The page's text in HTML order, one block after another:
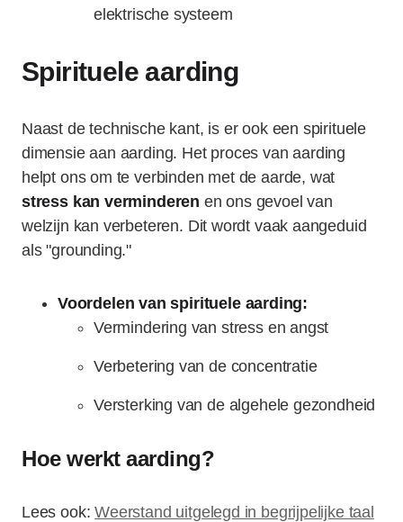
elektrische systeem
Spirituele aarding
Naast de technische kant, is er ook een spirituele
dimensie aan aarding. Het proces van aarding
helpt ons om te verbinden met de aarde, wat
stress kan verminderen en ons gevoel van
welzijn kan verbeteren. Dit wordt vaak aangeduid
als "grounding."
Voordelen van spirituele aarding:
Vermindering van stress en angst
Verbetering van de concentratie
Versterking van de algehele gezondheid
Hoe werkt aarding?
Lees ook:Weerstand uitgelegd in begrijpelijke taal